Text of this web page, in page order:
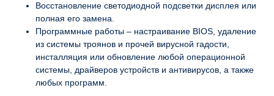
Восстановление светодиодной подсветки дисплея или
полная его замена.
Программные работы – настраивание BIOS, удаление
из системы троянов и прочей вирусной гадости,
инсталляция или обновление любой операционной
системы, драйверов устройств и антивирусов, а также
любых программ.